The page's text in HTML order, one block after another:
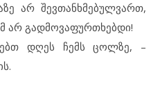
არ შევთანხმებულვართ,
არ გადმოვაფურთხებდი!
დღეს ჩემს ცოლზე, –